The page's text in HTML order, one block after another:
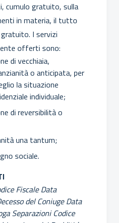
cumulo gratuito, sulla
in materia, il tutto
I servizi
offerti sono:
di vecchiaia,
o anticipata, per
la situazione
individuale;
di reversibilità o
una tantum;
sociale.
Fiscale Data
del Coniuge Data
Separazioni Codice